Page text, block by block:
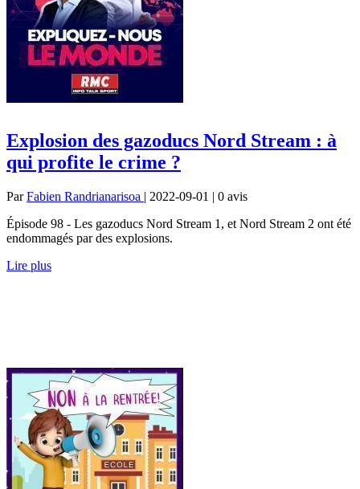
Explosion des gazoducs Nord Stream : à
qui profite le crime ?
ParFabien Randrianarisoa | 2022-09-01 | 0 avis
Épisode 98 - Les gazoducs Nord Stream 1, et Nord Stream 2 ont été
endommagés par des explosions.
Lire plus